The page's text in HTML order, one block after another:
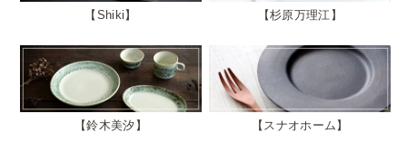
Shiki 杉原万理江
鈴木美汐 スナオホーム